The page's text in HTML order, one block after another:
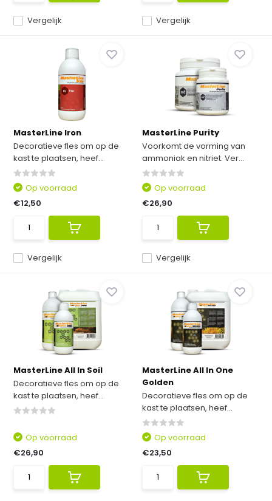
Vergelijk Vergelijk
MasterLine Iron
Decoratieve fles om op de
kast te plaatsen, heef...
Vergelijk
Op voorraad
€12,50
MasterLine Purity
Voorkomt de vorming van
ammoniak en nitriet. Ver...
Vergelijk
Op voorraad
€26,90
MasterLine All In Soil
Decoratieve fles om op de
kast te plaatsen, heef...
Op voorraad
€26,90
MasterLine All In One
Golden
Decoratieve fles om op de
kast te plaatsen, heef...
Op voorraad
€23,50